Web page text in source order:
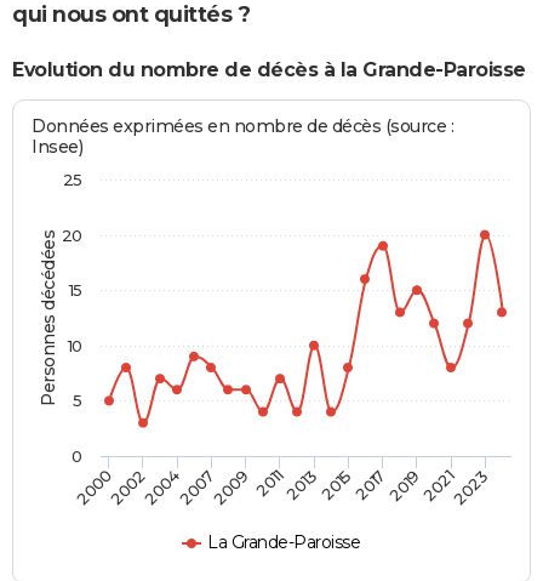
qui nous ont quittés ?
Evolution du nombre de décès à la Grande-Paroisse
Personnes décédées
Données exprimées en nombre de décès (source :
Insee)
La Grande-Paroisse
20002002200420072009 2011201320152017201920212023
0
5
10
15
20
25